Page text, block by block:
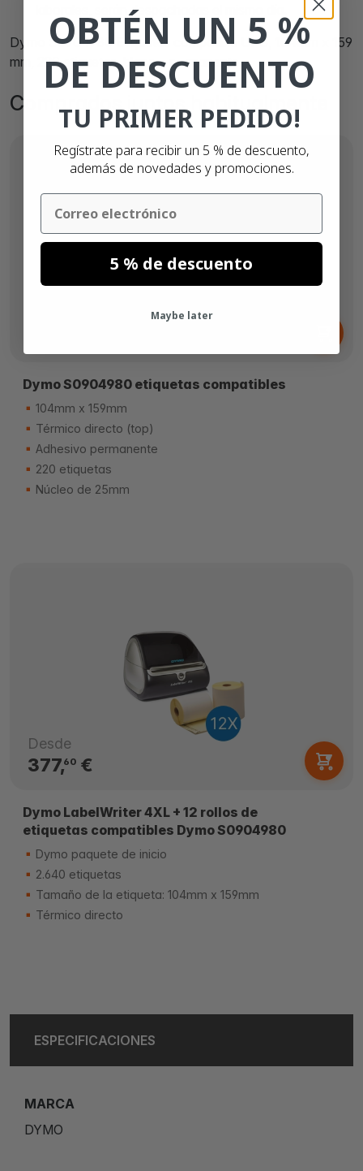
laborales, serán despachadas el mismo día.
Dymo S0904980 Etiquetas compatible UPS, 104mm x 159
mm, 220 etiquetas, blanco, permanente
Comprados juntos habitualmente
Dymo S0904980 etiquetas compatibles
104mm x 159mm
Térmico directo (top)
Adhesivo permanente
220 etiquetas
Núcleo de 25mm
Desde
377,60€
Dymo LabelWriter 4XL + 12 rollos de
etiquetas compatibles Dymo S0904980
Dymo paquete de inicio
2.640 etiquetas
Tamaño de la etiqueta: 104mm x 159mm
Térmico directo
ESPECIFICACIONES
MARCA
DYMO
OBTÉN UN 5 %
DE DESCUENTO
TU PRIMER PEDIDO!
Regístrate para recibir un 5 % de descuento,
además de novedades y promociones.
Email
5 % de descuento
Maybe later